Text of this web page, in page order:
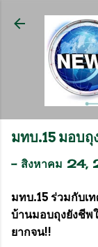
มทบ.15 มอบถุ
- สิงหาคม 24,
มทบ.15 ร่วมกับเ
บ้านมอบถุงยังชีพ
ยากจน!!